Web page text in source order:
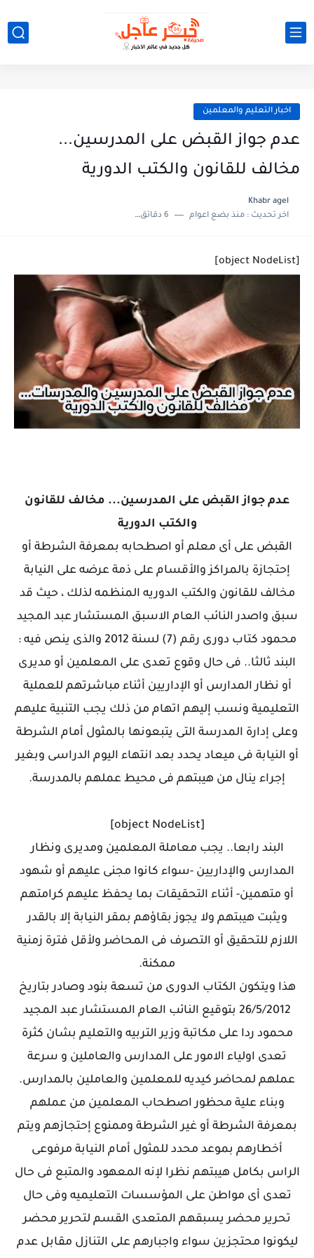
اخبار التعليم والمعلمين
عدم جواز القبض على المدرسين...
مخالف للقانون والكتب الدورية
Khabr agel
اخر تحديث :منذ بضع اعوام 6 دقائق للقراءة
[object NodeList]
عدم جواز القبض على المدرسين... مخالف للقانون
والكتب الدورية
القبض على أى معلم أو اصطحابه بمعرفة الشرطة أو
إحتجازة بالمراكز والأقسام على ذمة عرضه على النيابة
مخالف للقانون والكتب الدوريه المنظمه لذلك ، حيث قد
سبق واصدر النائب العام الاسبق المستشار عبد المجيد
محمود كتاب دورى رقم (7) لسنة 2012 والذى ينص فيه :
البند ثالثا.. فى حال وقوع تعدى على المعلمين أو مديرى
أو نظار المدارس أو الإداريين أثناء مباشرتهم للعملية
التعليمية ونسب إليهم اتهام من ذلك يجب التنبية عليهم
وعلى إدارة المدرسة التى يتبعونها بالمثول أمام الشرطة
أو النيابة فى ميعاد يحدد بعد انتهاء اليوم الدراسى وبغير
إجراء ينال من هيبتهم فى محيط عملهم بالمدرسة.
[object NodeList]
البند رابعا.. يجب معاملة المعلمين ومديرى ونظار
المدارس والإداريين -سواء كانوا مجنى عليهم أو شهود
أو متهمين- أثناء التحقيقات بما يحفظ عليهم كرامتهم
ويثبت هيبتهم ولا يجوز بقاؤهم بمقر النيابة إلا بالقدر
اللازم للتحقيق أو التصرف فى المحاضر ولأقل فترة زمنية
ممكنة.
هذا ويتكون الكتاب الدورى من تسعة بنود وصادر بتاريخ
26/5/2012 بتوقيع النائب العام المستشار عبد المجيد
محمود ردا على مكاتبة وزير التربيه والتعليم بشان كثرة
تعدى اولياء الامور على المدارس والعاملين و سرعة
عملهم لمحاضر كيديه للمعلمين والعاملين بالمدارس.
وبناء علية محظور اصطحاب المعلمين من عملهم
بمعرفة الشرطة أو غير الشرطة وممنوع إحتجازهم ويتم
أخطارهم بموعد محدد للمثول أمام النيابة مرفوعى
الراس بكامل هيبتهم نظرا لإنه المعهود والمتبع فى حال
تعدى أى مواطن على المؤسسات التعليميه وفى حال
تحرير محضر يسبقهم المتعدى القسم لتحرير محضر
ليكونوا محتجزين سواء واجبارهم على التنازل مقابل عدم